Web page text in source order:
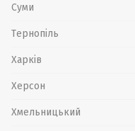
Суми
Тернопіль
Харків
Херсон
Хмельницький